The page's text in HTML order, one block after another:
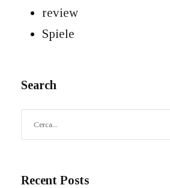
review
Spiele
Search
Recent Posts